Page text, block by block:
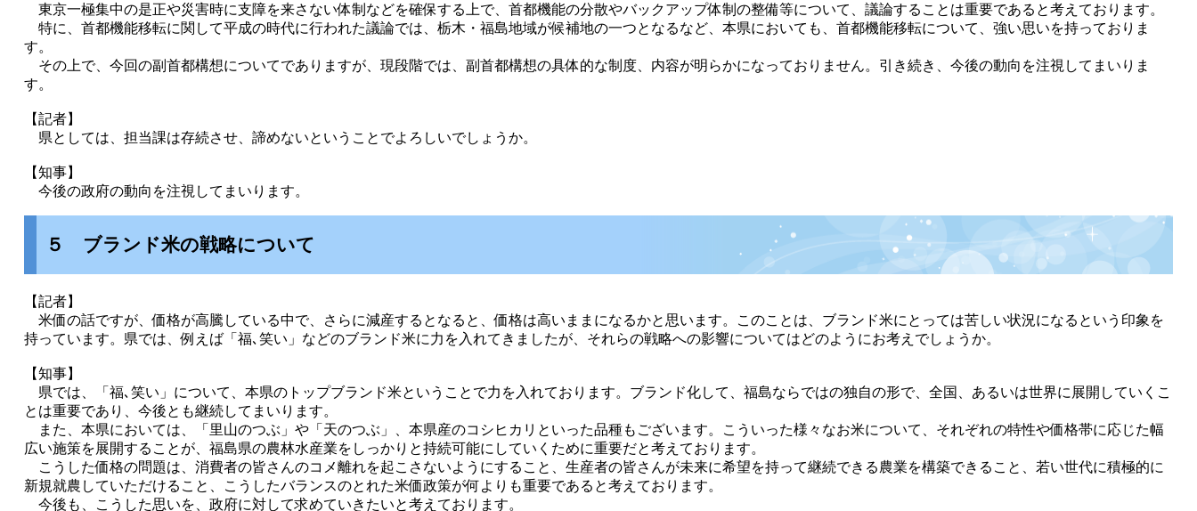
東京一極集中の是正や災害時に支障を来さない体制などを確保する上で、首都機能の分散やバックアップ体制の整備等について、議論することは重要であると考えております。
特に、首都機能移転に関して平成の時代に行われた議論では、栃木・福島地域が候補地の一つとなるなど、本県においても、首都機能移転について、強い思いを持っておりま
す。
その上で、今回の副首都構想についてでありますが、現段階では、副首都構想の具体的な制度、内容が明らかになっておりません。引き続き、今後の動向を注視してまいりま
す。
【記者】
県としては、担当課は存続させ、諦めないということでよろしいでしょうか。
【知事】
今後の政府の動向を注視してまいります。
５ ブランド米の戦略について
【記者】
米価の話ですが、価格が高騰している中で、さらに減産するとなると、価格は高いままになるかと思います。このことは、ブランド米にとっては苦しい状況になるという印象を
持っています。県では、例えば「福､笑い」などのブランド米に力を入れてきましたが、それらの戦略への影響についてはどのようにお考えでしょうか。
【知事】
県では、「福､笑い」について、本県のトップブランド米ということで力を入れております。ブランド化して、福島ならではの独自の形で、全国、あるいは世界に展開していくこ
とは重要であり、今後とも継続してまいります。
また、本県においては、「里山のつぶ」や「天のつぶ」、本県産のコシヒカリといった品種もございます。こういった様々なお米について、それぞれの特性や価格帯に応じた幅
広い施策を展開することが、福島県の農林水産業をしっかりと持続可能にしていくために重要だと考えております。
こうした価格の問題は、消費者の皆さんのコメ離れを起こさないようにすること、生産者の皆さんが未来に希望を持って継続できる農業を構築できること、若い世代に積極的に
新規就農していただけること、こうしたバランスのとれた米価政策が何よりも重要であると考えております。
今後も、こうした思いを、政府に対して求めていきたいと考えております。